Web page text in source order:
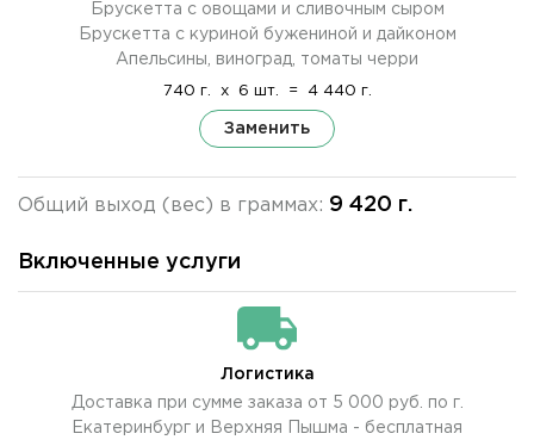
Брускетта с овощами и сливочным сыром
Брускетта с куриной бужениной и дайконом
Апельсины, виноград, томаты черри
740 г. x 6 шт. = 4 440 г.
Заменить
Общий выход (вес) в граммах: 9 420 г.
Включенные услуги
Логистика
Доставка при сумме заказа от 5 000 руб. по г.
Екатеринбург и Верхняя Пышма - бесплатная